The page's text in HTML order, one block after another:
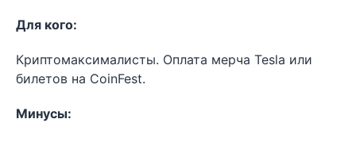
Для кого:
Криптомаксималисты. Оплата мерча Tesla или
билетов на CoinFest.
Минусы: